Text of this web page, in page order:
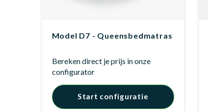
Model D7 - Queensbedmatras
Bereken direct je prijs in onze
configurator
Start configuratie